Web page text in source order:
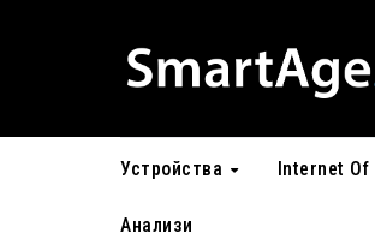
Устройства Internet Of
Анализи